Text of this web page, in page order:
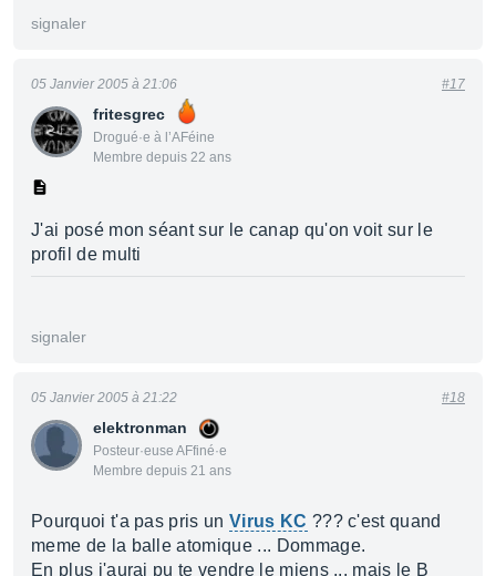
signaler
fritesgrec
Drogué·e à l’AFéine
Membre depuis 22 ans
05 Janvier 2005 à 21:06 #17
J'ai posé mon séant sur le canap qu'on voit sur le
profil de multi
signaler
elektronman
Posteur·euse AFfiné·e
Membre depuis 21 ans
05 Janvier 2005 à 21:22 #18
Pourquoi t'a pas pris un Virus KC ??? c'est quand
meme de la balle atomique ... Dommage.
En plus j'aurai pu te vendre le miens ... mais le B